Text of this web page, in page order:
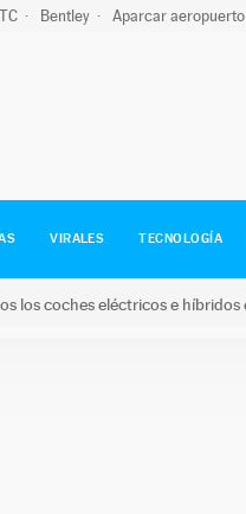
Bentley Aparcar aeropuerto
VIRALES TECNOLOGÍA
los coches eléctricos e